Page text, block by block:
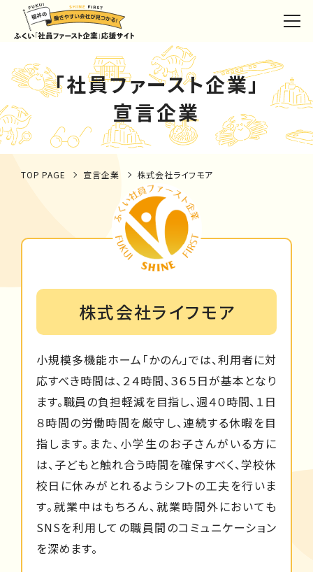
「社員ファースト企業」
宣言企業
TOP PAGE 宣言企業 株式会社ライフモア
株式会社ライフモア
小規模多機能ホーム「かのん」では、利用者に対
応すべき時間は、２４時間、３６５日が基本となり
ます。職員の負担軽減を目指し、週４０時間、１日
８時間の労働時間を厳守し、連続する休暇を目
指します。また、小学生のお子さんがいる方に
は、子どもと触れ合う時間を確保すべく、学校休
校日に休みがとれるようシフトの工夫を行いま
す。就業中はもちろん、就業時間外においても
SNSを利用しての職員間のコミュニケーション
を深めます。